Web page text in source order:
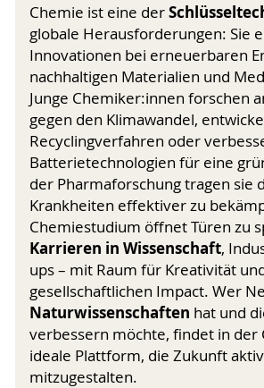
Chemie ist eine der
globale Herausforderungen: Sie
Innovationen bei erneuerbaren
nachhaltigen Materialien und
Junge Chemiker:innen forschen
gegen den Klimawandel,
Recyclingverfahren oder
Batterietechnologien für eine
der Pharma­forschung tragen sie
Krankheiten effektiver zu
Chemiestudium öffnet Türen zu
Karrieren in Wissenschaft,
ups – mit Raum für Kreativität
gesellschaftlichen Impact. Wer
Naturwissenschaften hat und
verbessern möchte, findet in der
ideale Plattform, die Zukunft aktiv
mitzugestalten.